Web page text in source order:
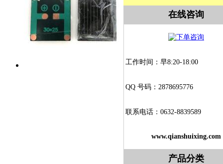
在线咨询
工作时间：早8:20-18:00
QQ 号码：2878695776
联系电话：0632-8839589
www.qianshuixing.com
产品分类